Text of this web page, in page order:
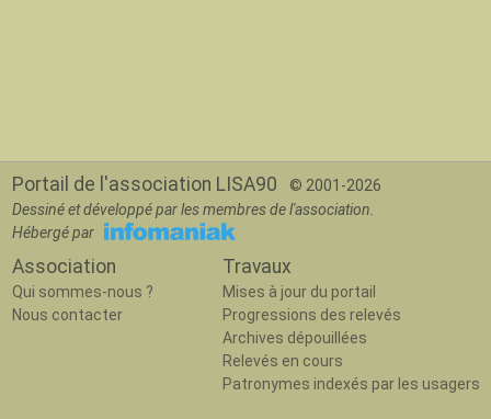
Portail de l'association LISA90
© 2001-2026
Dessiné et développé par les membres de l'association.
Hébergé par
Association
Qui sommes-nous ?
Nous contacter
Travaux
Mises à jour du portail
Progressions des relevés
Archives dépouillées
Relevés en cours
Patronymes indexés par les usagers